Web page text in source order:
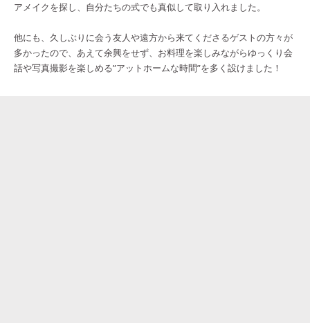
アメイクを探し、自分たちの式でも真似して取り入れました。
他にも、久しぶりに会う友人や遠方から来てくださるゲストの方々が
多かったので、あえて余興をせず、お料理を楽しみながらゆっくり会
話や写真撮影を楽しめる”アットホームな時間”を多く設けました！